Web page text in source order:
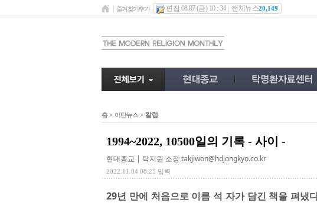
즐겨찾기추가 편집 08.07 (금) 10 : 34 전체뉴스20,149
홈 > 이단뉴스 > 칼럼
1994~2022, 10500일의 기록 - 사이 -
현대종교 | 탁지원 소장takjiwon@hdjongkyo.co.kr
2022.11.04 08:25 입력
29년 만에 처음으로 이름 석 자가 담긴 책을 펴냈